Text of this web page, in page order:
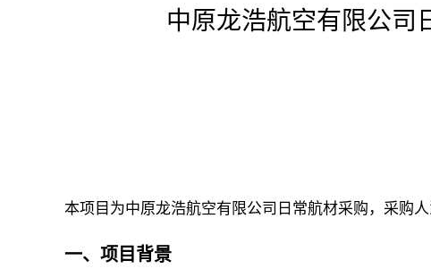
中原龙浩航空有限公司
本项目为中原龙浩航空有限公司日常航材采购，采购
一、项目背景